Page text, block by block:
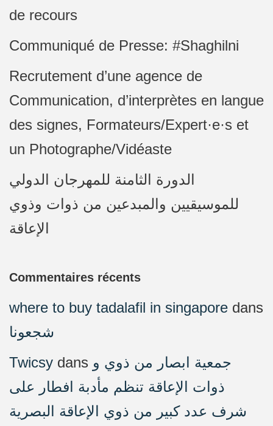
de recours
Communiqué de Presse: #Shaghilni
Recrutement d’une agence de
Communication, d’interprètes en langue
des signes, Formateurs/Expert·e·s et
un Photographe/Vidéaste
الدورة الثامنة للمهرجان الدولي
للموسيقيين والمبدعين من ذوات وذوي
الإعاقة
Commentaires récents
where to buy tadalafil in singapore dans
شجعونا
Twicsy dans جمعية ابصار من ذوي و
ذوات الإعاقة تنظم مأدبة افطار على
شرف عدد كبير من ذوي الإعاقة البصرية